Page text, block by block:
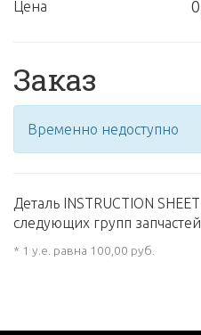
Цена
Заказ
Временно недоступно
Деталь INSTRUCTION
следующих групп
* 1 у.е. равна 100,00 руб.